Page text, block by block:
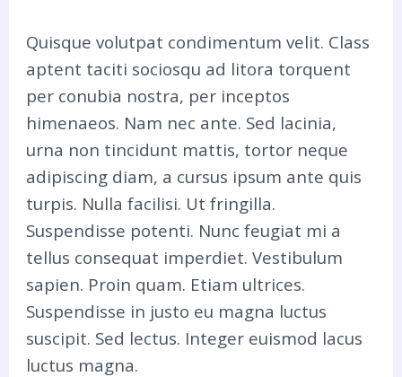
Quisque volutpat condimentum velit. Class
aptent taciti sociosqu ad litora torquent
per conubia nostra, per inceptos
himenaeos. Nam nec ante. Sed lacinia,
urna non tincidunt mattis, tortor neque
adipiscing diam, a cursus ipsum ante quis
turpis. Nulla facilisi. Ut fringilla.
Suspendisse potenti. Nunc feugiat mi a
tellus consequat imperdiet. Vestibulum
sapien. Proin quam. Etiam ultrices.
Suspendisse in justo eu magna luctus
suscipit. Sed lectus. Integer euismod lacus
luctus magna.